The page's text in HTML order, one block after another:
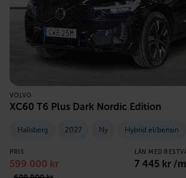
VOLVO
XC60 T6 Plus Dark Nordic Edition
Hallsberg 2027 Ny Hybrid el/bensin
PRIS
599 000 kr
LÅN MED
7 445 kr /